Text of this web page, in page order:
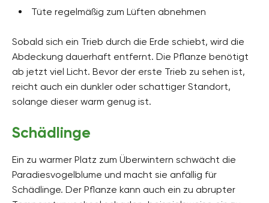
Tüte regelmäßig zum Lüften abnehmen
Sobald sich ein Trieb durch die Erde schiebt, wird die
Abdeckung dauerhaft entfernt. Die Pflanze benötigt
ab jetzt viel Licht. Bevor der erste Trieb zu sehen ist,
reicht auch ein dunkler oder schattiger Standort,
solange dieser warm genug ist.
Schädlinge
Ein zu warmer Platz zum Überwintern schwächt die
Paradiesvogelblume und macht sie anfällig für
Schädlinge. Der Pflanze kann auch ein zu abrupter